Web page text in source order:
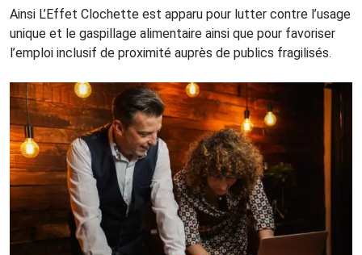
Ainsi L’Effet Clochette est apparu pour lutter contre l’usage
unique et le gaspillage alimentaire ainsi que pour favoriser
l’emploi inclusif de proximité auprès de publics fragilisés.